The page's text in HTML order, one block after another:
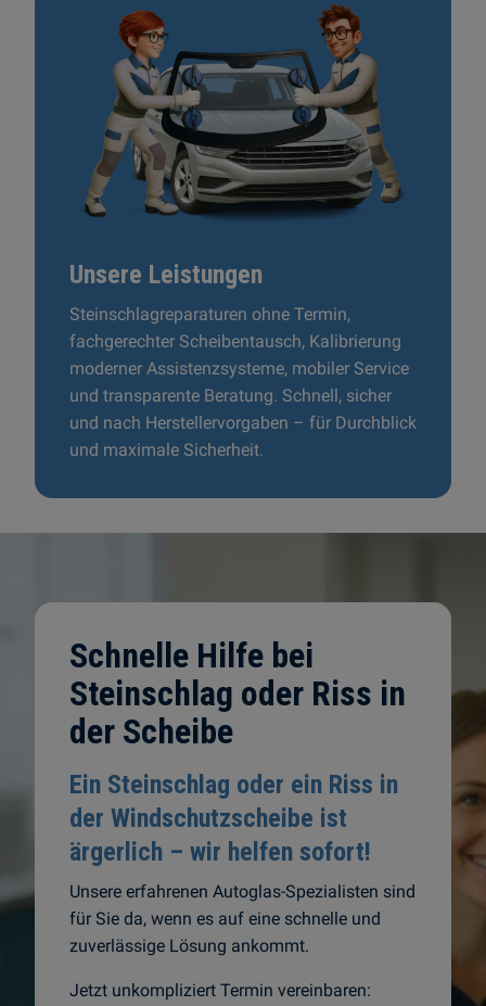
Unsere Leistungen
Steinschlagreparaturen ohne Termin,
fachgerechter Scheibentausch, Kalibrierung
moderner Assistenzsysteme, mobiler Service
und transparente Beratung. Schnell, sicher
und nach Herstellervorgaben – für Durchblick
und maximale Sicherheit.
Schnelle Hilfe bei
Steinschlag oder Riss in
der Scheibe
Ein Steinschlag oder ein Riss in
der Windschutzscheibe ist
ärgerlich – wir helfen sofort!
Unsere erfahrenen Autoglas-Spezialisten sind
für Sie da, wenn es auf eine schnelle und
zuverlässige Lösung ankommt.
Jetzt unkompliziert Termin vereinbaren: